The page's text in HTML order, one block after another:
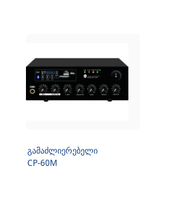
გამაძლიერებელი
CP-60M